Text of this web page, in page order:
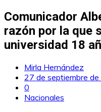
Comunicador
razón por la que
universidad 18
Mirla Hernández
27 de septiembre
0
Nacionales